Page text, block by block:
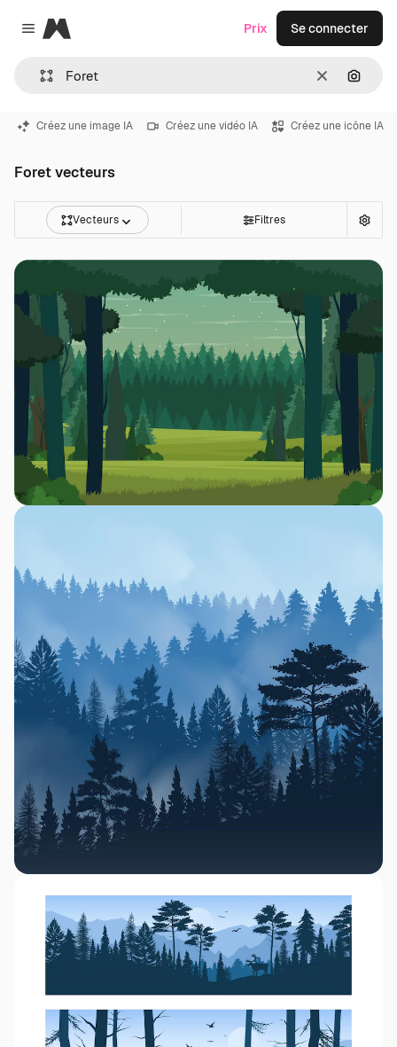
Close menu
Magnific
Effacer
Prix Se connecter
Créez une image IA Créez une vidéo IA Créez une icône IA
Foret vecteurs
Vecteurs Filtres